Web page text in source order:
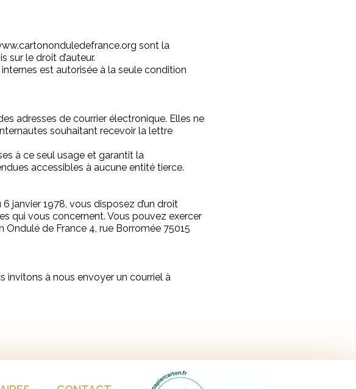
sont la
le droit d’auteur.
est autorisée à la seule condition
adresses de courrier électronique. Elles ne
souhaitant recevoir la lettre
à ce seul usage et garantit la
accessibles à aucune entité tierce.
janvier 1978, vous disposez d’un droit
qui vous concernent. Vous pouvez exercer
de France 4, rue Borromée 75015
invitons à nous envoyer un courriel à